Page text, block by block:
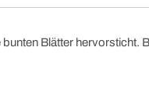
Blätter hervorsticht.